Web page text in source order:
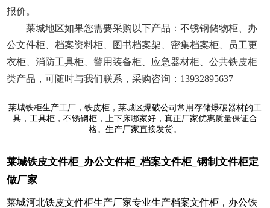
报价。
莱城地区如果您需要采购以下产品：不锈钢储物柜、办
公文件柜、档案资料柜、图书档案架、密集档案柜、员工更
衣柜、消防工具柜、警用装备柜、应急器材柜、公共铁皮柜
类产品，可随时与我们联系，采购咨询：13932895637
莱城铁柜生产工厂，铁皮柜，莱城区爆破公司常用存储爆破器材的工
具，工具柜，不锈钢柜，上下床哪家好，真正厂家优惠质量保证合
格。生产厂家直接发货。
莱城铁皮文件柜_办公文件柜_档案文件柜_钢制文件柜定
做厂家
莱城河北铁皮文件柜生产厂家专业生产档案文件柜，办公铁